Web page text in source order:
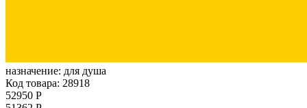
назначение: для душа
Код товара: 28918
52950 Р